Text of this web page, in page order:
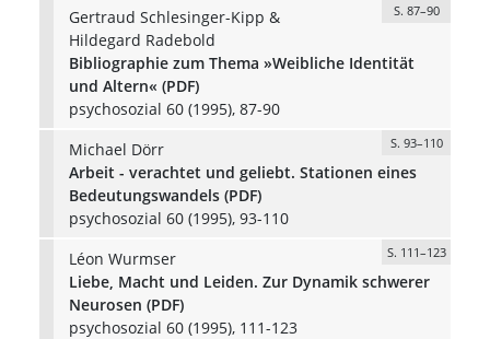
Gertraud Schlesinger-Kipp &
Hildegard Radebold
S. 87–90
Bibliographie zum Thema »Weibliche Identität
und Altern« (PDF)
psychosozial 60 (1995), 87-90
Michael Dörr
S. 93–110
Arbeit - verachtet und geliebt. Stationen eines
Bedeutungswandels (PDF)
psychosozial 60 (1995), 93-110
Léon Wurmser
S. 111–123
Liebe, Macht und Leiden. Zur Dynamik schwerer
Neurosen (PDF)
psychosozial 60 (1995), 111-123